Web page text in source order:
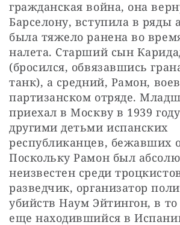
гражданская война, она
Барселону, вступила в ряды
была тяжело ранена во
налета. Старший сын
(бросился, обвязавшись
танк), а средний, Рамон,
партизанском отряде.
приехал в Москву в 1939
другими детьми испанских
республиканцев, бежавших
Поскольку Рамон был
неизвестен среди
разведчик, организатор
убийств Наум Эйтингон, в то
еще находившийся в